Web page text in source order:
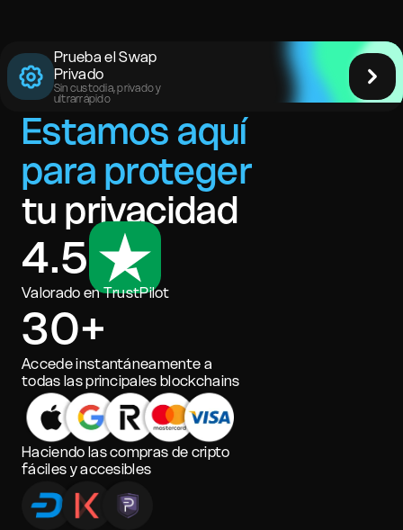
Prueba el Swap
Privado
Sin custodia, privado y
ultrarrápido
Estamos aquí
para proteger
tu privacidad
4.5
Valorado en TrustPilot
30+
Accede instantáneamente a
todas las principales blockchains
Haciendo las compras de cripto
fáciles y accesibles